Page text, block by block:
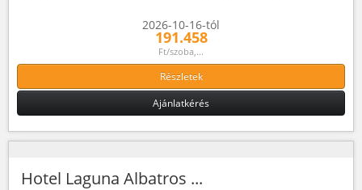
2026-10-16-tól
191.458
Ft/szoba,...
Részletek
Ajánlatkérés
Hotel Laguna Albatros ...